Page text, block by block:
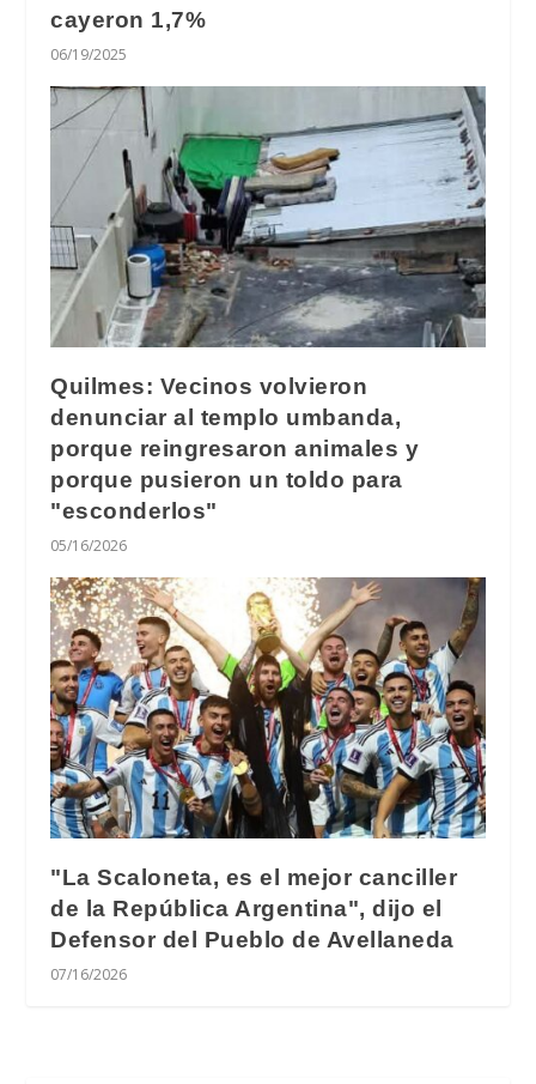
cayeron 1,7%
06/19/2025
Quilmes: Vecinos volvieron
denunciar al templo umbanda,
porque reingresaron animales y
porque pusieron un toldo para
"esconderlos"
05/16/2026
"La Scaloneta, es el mejor canciller
de la República Argentina", dijo el
Defensor del Pueblo de Avellaneda
07/16/2026